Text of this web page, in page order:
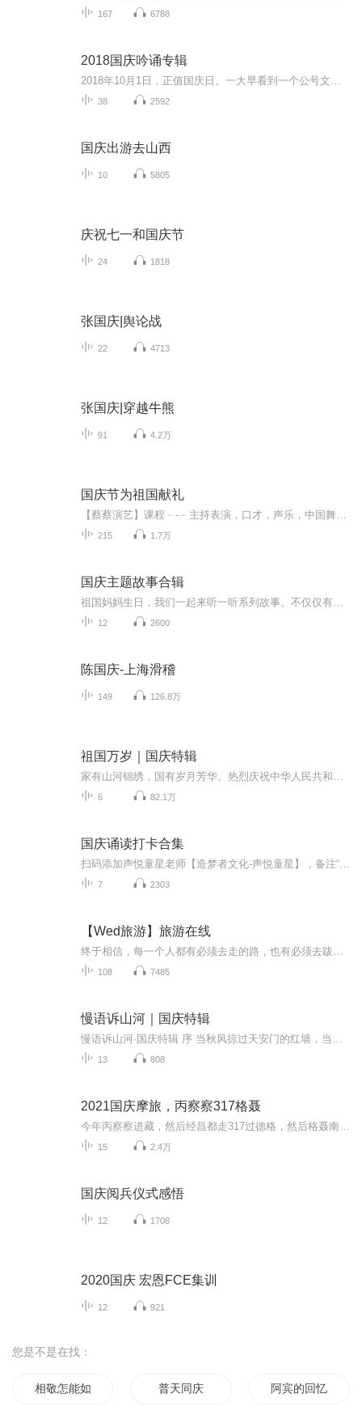
167 6788
2018国庆吟诵专辑
38 2592
国庆出游去山西
10 5805
庆祝七一和国庆节
24 1818
张国庆|舆论战
22 4713
张国庆|穿越牛熊
91 4.2万
国庆节为祖国献礼
215 1.7万
国庆主题故事合辑
12 2600
陈国庆-上海滑稽
149 126.8万
祖国万岁｜国庆特辑
6 82.1万
国庆诵读打卡合集
7 2303
【Wed旅游】旅游在线
108 7485
慢语诉山河｜国庆特辑
13 808
2021国庆摩旅，丙察察317格聂
15 2.4万
国庆阅兵仪式感悟
12 1708
2020国庆 宏恩FCE集训
12 921
您是不是在找：
相敬怎能如宾 普天同庆 阿宾的回忆